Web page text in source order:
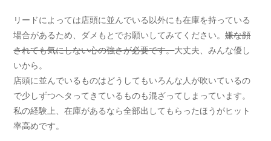
リードによっては店頭に並んでいる以外にも在庫を持っている
場合があるため、ダメもとでお願いしてみてください。嫌な顔
されても気にしない心の強さが必要です。大丈夫、みんな優し
いから。
店頭に並んでいるものはどうしてもいろんな人が吹いているの
で少しずつヘタってきているものも混ざってしまっています。
私の経験上、在庫があるなら全部出してもらったほうがヒット
率高めです。